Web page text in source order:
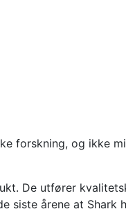
forskning, og ikke
De utfører
siste årene at